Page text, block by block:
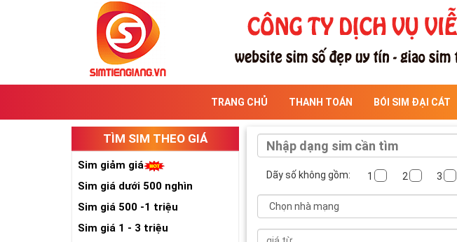
TRANG CHỦ THANH TOÁN BÓI SIM ĐẠI CÁT
TÌM SIM THEO GIÁ
Sim giảm giá
Sim giá dưới 500 nghìn
Sim giá 500 -1 triệu
Sim giá 1 - 3 triệu
Dãy số không gồm: 1 2 3